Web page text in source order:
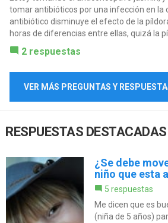
tomar antibióticos por una infección en la
antibiótico disminuye el efecto de la
horas de diferencias entre ellas, quizá la
2 respuestas
VER MÁS PREGUNTAS Y
RESPUESTAS DESTACADAS
¿Se debe
niño que esta
5 respuestas
Me dicen que es
(niña de 5 años)